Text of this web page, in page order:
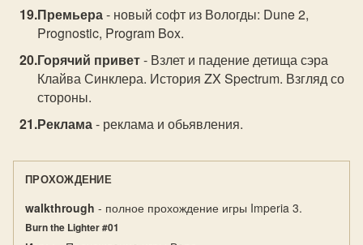
Премьера- новый софт из Вологды: Dune 2,
Prognostic, Program Box.
Горячий привет- Взлет и падение детища сэра
Клайва Синклера. История ZX Spectrum. Взгляд со
стороны.
Реклама- реклама и обьявления.
ПРОХОЖДЕНИЕ
walkthrough - полное прохождение игры Imperia 3.
Burn the Lighter #01